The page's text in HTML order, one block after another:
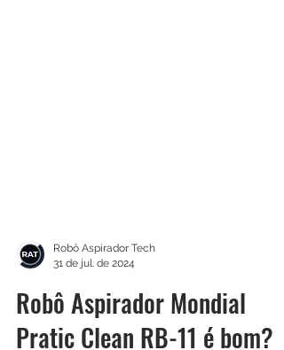
Robô Aspirador Tech
31 de jul. de 2024